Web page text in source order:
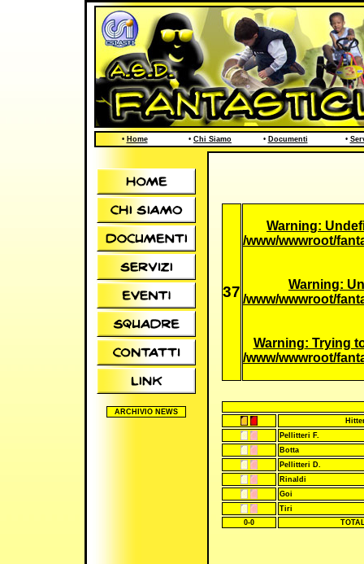
• Home • Chi Siamo • Documenti •
ARCHIVIO NEWS
37
Warning:
/www/wwwroot/
Warning:
/www/wwwroot/
Warning: Trying
/www/wwwroot/
Pellitteri F.
Botta
Pellitteri D.
Rinaldi
Goi
Tiri
0-0